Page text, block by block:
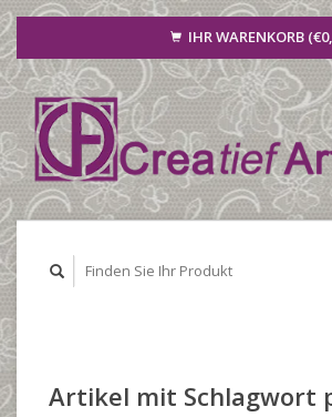
IHR WARENKORB
Artikel mit Schlagwort